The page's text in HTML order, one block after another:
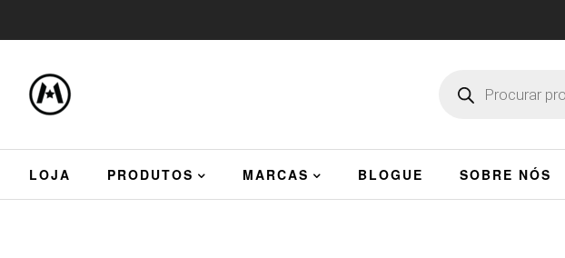
LOJA PRODUTOS MARCAS BLOGUE SOBRE NÓS